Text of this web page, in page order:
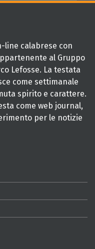
line calabrese con
al Gruppo
Lefosse. La testata
come settimanale
spirito e carattere.
come web journal,
per le notizie